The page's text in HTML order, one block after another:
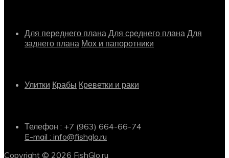
Для переднего плана Для среднего плана Для
заднего плана Мох и папоротники
Улитки Крабы Креветки и раки
Телефон : +7 (963) 664-66-74
E-mail : info@fishglo.ru
Copyright © 2026 FishGlo.ru